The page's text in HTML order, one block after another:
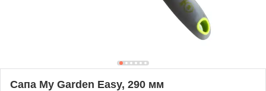
Сапа My Garden Easy, 290 мм